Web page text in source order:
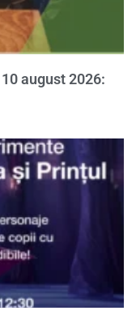
august 2026: